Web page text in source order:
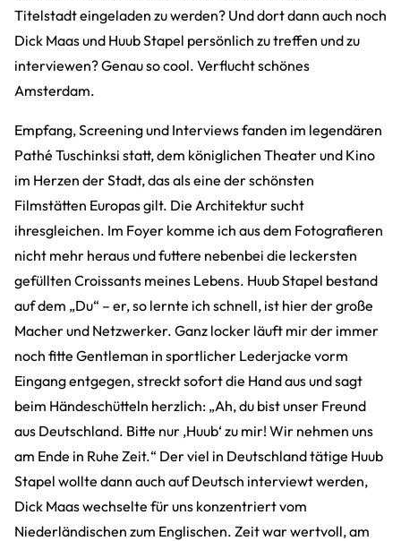
Titelstadt eingeladen zu werden? Und dort dann auch noch
Dick Maas und Huub Stapel persönlich zu treffen und zu
interviewen? Genau so cool. Verflucht schönes
Amsterdam.
Empfang, Screening und Interviews fanden im legendären
Pathé Tuschinksi statt, dem königlichen Theater und Kino
im Herzen der Stadt, das als eine der schönsten
Filmstätten Europas gilt. Die Architektur sucht
ihresgleichen. Im Foyer komme ich aus dem Fotografieren
nicht mehr heraus und futtere nebenbei die leckersten
gefüllten Croissants meines Lebens. Huub Stapel bestand
auf dem „Du“ – er, so lernte ich schnell, ist hier der große
Macher und Netzwerker. Ganz locker läuft mir der immer
noch fitte Gentleman in sportlicher Lederjacke vorm
Eingang entgegen, streckt sofort die Hand aus und sagt
beim Händeschütteln herzlich: „Ah, du bist unser Freund
aus Deutschland. Bitte nur ‚Huub‘ zu mir! Wir nehmen uns
am Ende in Ruhe Zeit.“ Der viel in Deutschland tätige Huub
Stapel wollte dann auch auf Deutsch interviewt werden,
Dick Maas wechselte für uns konzentriert vom
Niederländischen zum Englischen. Zeit war wertvoll, am